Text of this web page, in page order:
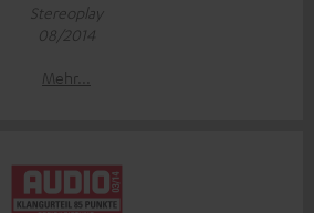
Stereoplay
08/2014
Mehr...